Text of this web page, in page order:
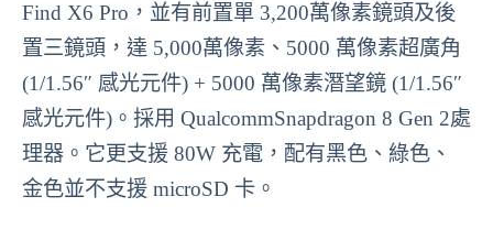
Find X6 Pro，並有前置單 3,200萬像素鏡頭及後
置三鏡頭，達 5,000萬像素、5000 萬像素超廣角
(1/1.56″ 感光元件) + 5000 萬像素潛望鏡 (1/1.56″
感光元件)。採用 QualcommSnapdragon 8 Gen 2處
理器。它更支援 80W 充電，配有黑色、綠色、
金色並不支援 microSD 卡。